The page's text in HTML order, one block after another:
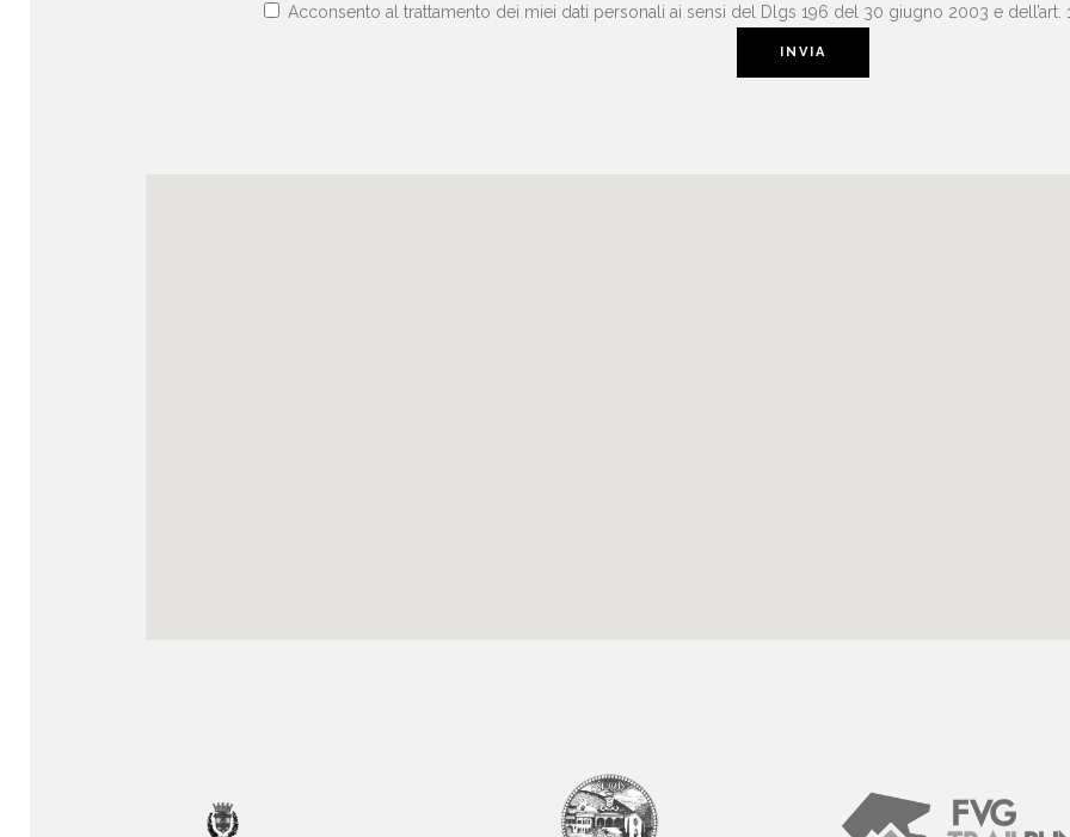
Acconsento al trattamento dei miei dati personali ai sensi del Dlgs 196 del 30 giugno 2003 e dell’art.